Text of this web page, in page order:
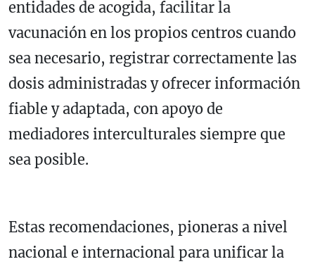
entidades de acogida, facilitar la
vacunación en los propios centros cuando
sea necesario, registrar correctamente las
dosis administradas y ofrecer información
fiable y adaptada, con apoyo de
mediadores interculturales siempre que
sea posible.
Estas recomendaciones, pioneras a nivel
nacional e internacional para unificar la